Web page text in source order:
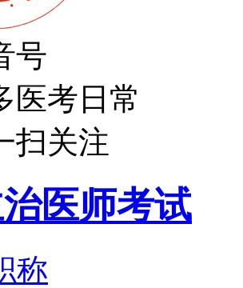
号
医考日常
扫关注
医师考试
称